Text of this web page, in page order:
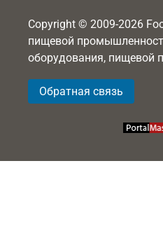
Copyright © 2009-2026
пищевой
оборудования, пищевой
Обратная связь